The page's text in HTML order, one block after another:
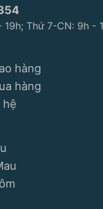
Thứ 7-CN: 9h -
hàng
hàng
hệ